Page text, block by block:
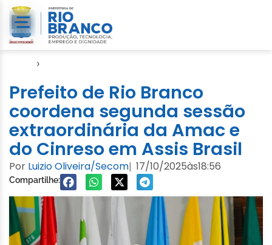
›
Prefeito de Rio Branco
coordena segunda sessão
extraordinária da Amac e
do Cinreso em Assis Brasil
Por Luizio Oliveira/Secom| 17/10/2025às18:56
Compartilhe: